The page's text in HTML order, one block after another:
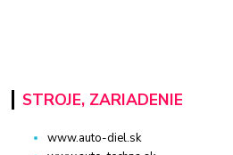
STROJE, ZARIADENIE
www.auto-diel.sk